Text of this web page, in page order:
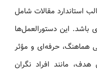
استاندارد مقالات شامل
این دستورالعمل‌ها
هماهنگ، حرفه‌ای و مؤثر
هدف، مانند افراد نگران